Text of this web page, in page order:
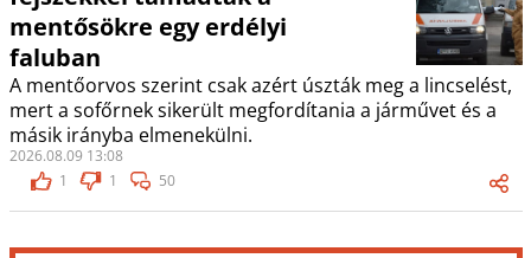
mentősökre egy erdélyi
faluban
A mentőorvos szerint csak azért úszták meg a lincselést,
mert a sofőrnek sikerült megfordítania a járművet és a
másik irányba elmenekülni.
2026.08.09 13:08
1
1 50